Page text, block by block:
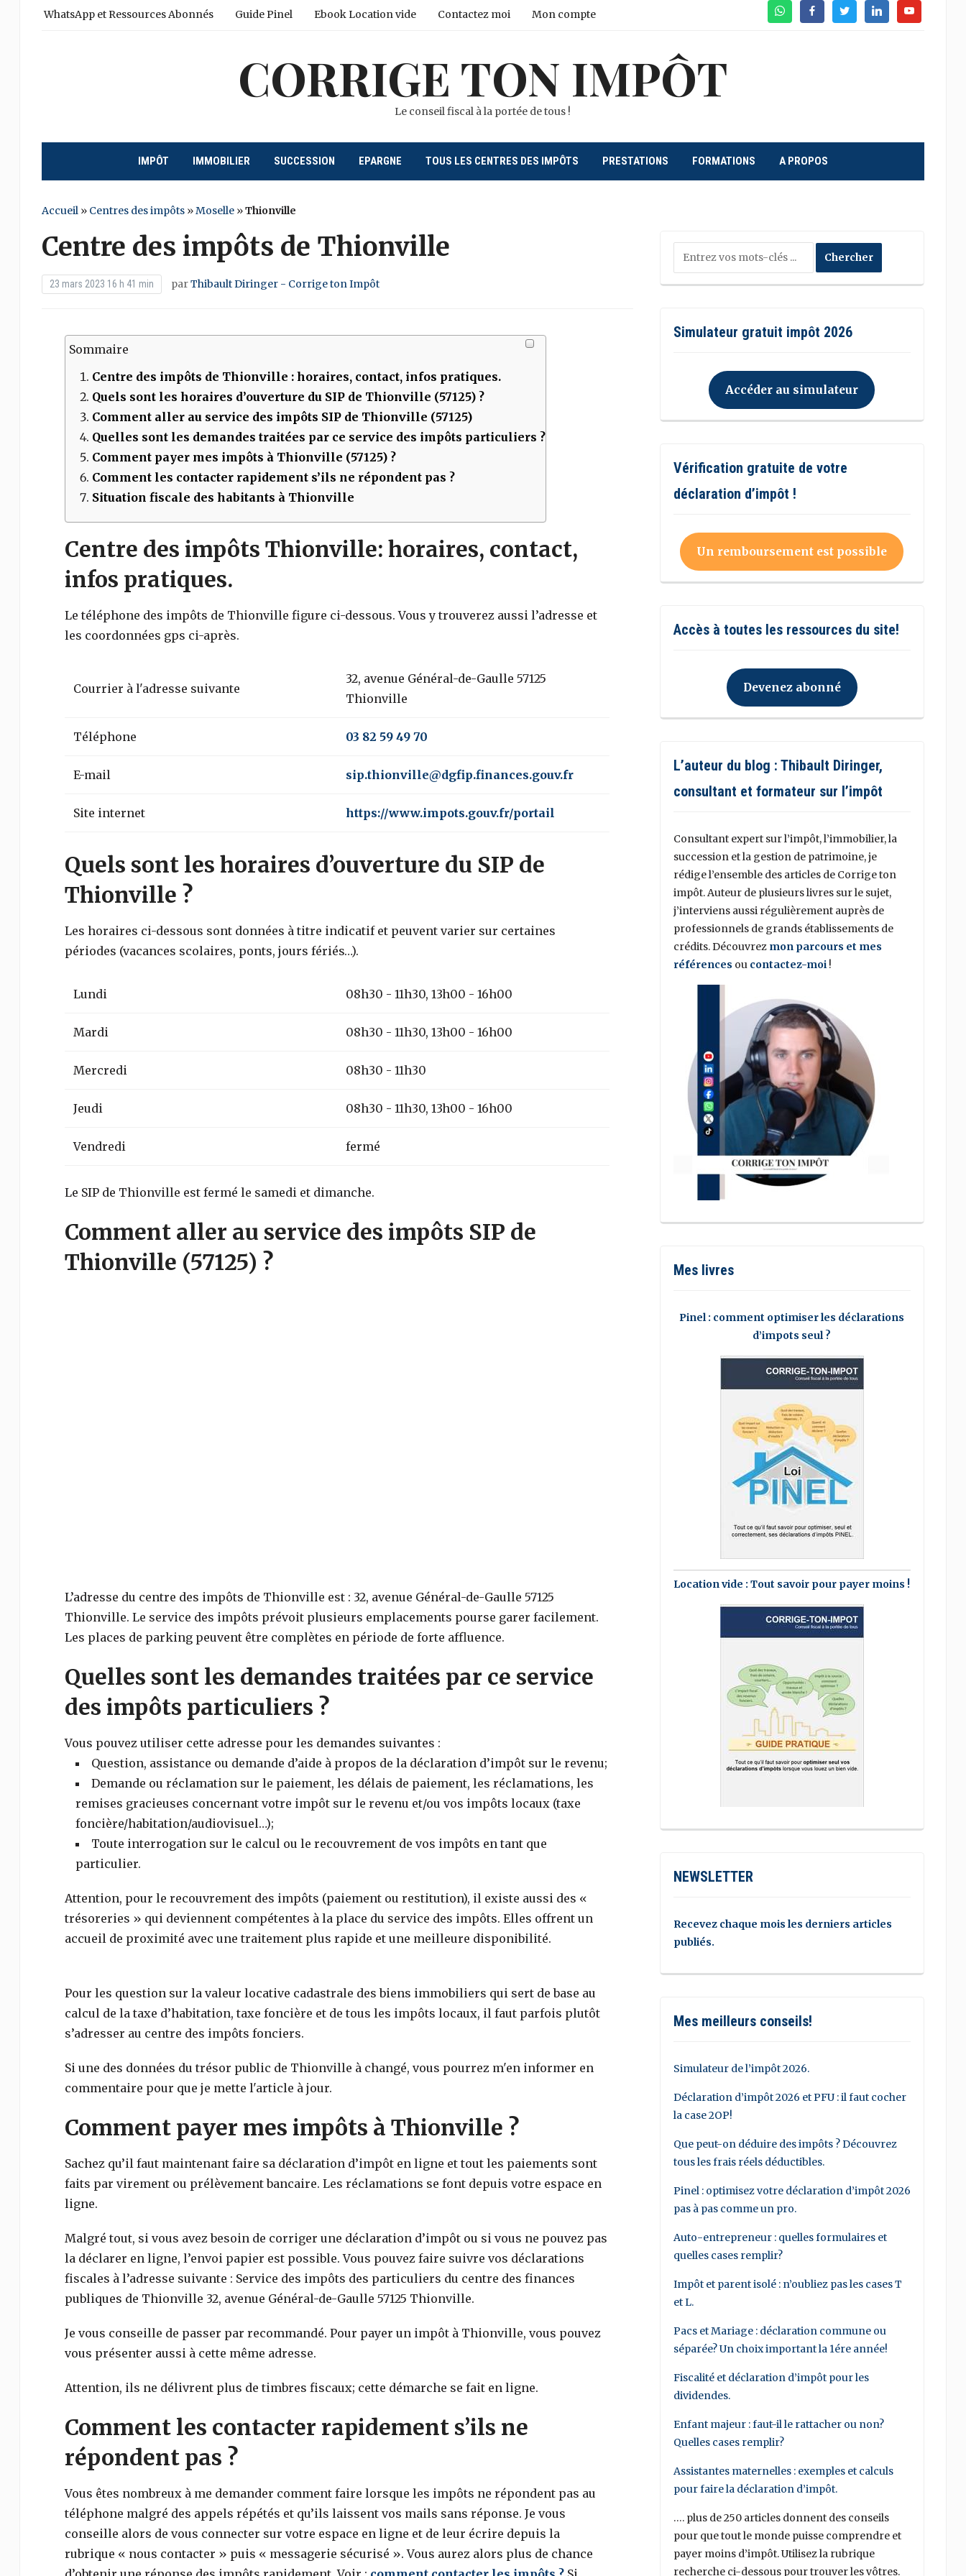
WhatsAppFacebookTwitterLinkedinYoutube
WhatsApp et Ressources Abonnés Guide Pinel Ebook Location vide Contactez moi Mon compte
CORRIGE TON IMPÔT
Le conseil fiscal à la portée de tous !
IMPÔT IMMOBILIER SUCCESSION EPARGNE TOUS LES CENTRES DES IMPÔTS PRESTATIONS FORMATIONS A PROPOS
Accueil» Centres des impôts»Moselle»Thionville
Centre des impôts de Thionville
23 mars 2023 16 h 41 min parThibault Diringer - Corrige ton Impôt
Sommaire
Centre des impôts de Thionville : horaires, contact, infos pratiques.
Quels sont les horaires d’ouverture du SIP de Thionville (57125)?
Comment aller au service des impôts SIP de Thionville (57125)
Quelles sont les demandes traitées par ce service des impôts particuliers ?
Comment payer mes impôts à Thionville (57125)?
Comment les contacter rapidement s’ils ne répondent pas ?
Situation fiscale des habitants à Thionville
Centre des impôts Thionville: horaires, contact,
infos pratiques.
Le téléphone des impôts de Thionville figure ci-dessous. Vous y trouverez aussi l’adresse et
les coordonnées gps ci-après.
Courrier à l'adresse suivante
32, avenue Général-de-Gaulle 57125
Thionville
Téléphone 03 82 59 49 70
E-mail sip.thionville@dgfip.finances.gouv.fr
Site internet https://www.impots.gouv.fr/portail
Quels sont les horaires d’ouverture du SIP de
Thionville ?
Les horaires ci-dessous sont données à titre indicatif et peuvent varier sur certaines
périodes (vacances scolaires, ponts, jours fériés…).
Lundi 08h30 - 11h30, 13h00 - 16h00
Mardi 08h30 - 11h30, 13h00 - 16h00
Mercredi 08h30 - 11h30
Jeudi 08h30 - 11h30, 13h00 - 16h00
Vendredi fermé
Le SIP de Thionville est fermé le samedi et dimanche.
Comment aller au service des impôts SIP de
Thionville (57125) ?
L’adresse du centre des impôts de Thionville est : 32, avenue Général-de-Gaulle 57125
Thionville. Le service des impôts prévoit plusieurs emplacements pourse garer facilement.
Les places de parking peuvent être complètes en période de forte affluence.
Quelles sont les demandes traitées par ce service
des impôts particuliers ?
Vous pouvez utiliser cette adresse pour les demandes suivantes :
Question, assistance ou demande d’aide à propos de la déclaration d’impôt sur le revenu;
Demande ou réclamation sur le paiement, les délais de paiement, les réclamations, les
remises gracieuses concernant votre impôt sur le revenu et/ou vos impôts locaux (taxe
foncière/habitation/audiovisuel…);
Toute interrogation sur le calcul ou le recouvrement de vos impôts en tant que
particulier.
Attention, pour le recouvrement des impôts (paiement ou restitution), il existe aussi des «
trésoreries » qui deviennent compétentes à la place du service des impôts. Elles offrent un
accueil de proximité avec une traitement plus rapide et une meilleure disponibilité.
Pour les question sur la valeur locative cadastrale des biens immobiliers qui sert de base au
calcul de la taxe d’habitation, taxe foncière et de tous les impôts locaux, il faut parfois plutôt
s’adresser au centre des impôts fonciers.
Si une des données du trésor public de Thionville à changé, vous pourrez m'en informer en
commentaire pour que je mette l'article à jour.
Comment payer mes impôts à Thionville ?
Sachez qu’il faut maintenant faire sa déclaration d’impôt en ligne et tout les paiements sont
faits par virement ou prélèvement bancaire. Les réclamations se font depuis votre espace en
ligne.
Malgré tout, si vous avez besoin de corriger une déclaration d’impôt ou si vous ne pouvez pas
la déclarer en ligne, l’envoi papier est possible. Vous pouvez faire suivre vos déclarations
fiscales à l’adresse suivante : Service des impôts des particuliers du centre des finances
publiques de Thionville 32, avenue Général-de-Gaulle 57125 Thionville.
Je vous conseille de passer par recommandé. Pour payer un impôt à Thionville, vous pouvez
vous présenter aussi à cette même adresse.
Attention, ils ne délivrent plus de timbres fiscaux; cette démarche se fait en ligne.
Comment les contacter rapidement s’ils ne
répondent pas ?
Vous êtes nombreux à me demander comment faire lorsque les impôts ne répondent pas au
téléphone malgré des appels répétés et qu’ils laissent vos mails sans réponse. Je vous
conseille alors de vous connecter sur votre espace en ligne et de leur écrire depuis la
rubrique « nous contacter » puis « messagerie sécurisé ». Vous aurez alors plus de chance
Simulateur gratuit impôt 2026
Accéder au simulateur
Vérification gratuite de votre
déclaration d’impôt !
Un remboursement est possible
Accès à toutes les ressources du site!
Devenez abonné
L’auteur du blog : Thibault Diringer,
consultant et formateur sur l’impôt
Consultant expert sur l’impôt, l’immobilier, la
succession et la gestion de patrimoine, je
rédige l’ensemble des articles de Corrige ton
impôt. Auteur de plusieurs livres sur le sujet,
j’interviens aussi régulièrement auprès de
professionnels de grands établissements de
crédits. Découvrez mon parcours et mes
références ou contactez-moi!
Mes livres
Pinel : comment optimiser les déclarations
d’impots seul ?
Location vide : Tout savoir pour payer moins !
NEWSLETTER
Recevez chaque mois les derniers articles
publiés.
Mes meilleurs conseils!
Simulateur de l’impôt 2026.
Déclaration d’impôt 2026 et PFU : il faut cocher
la case 2OP!
Que peut-on déduire des impôts ? Découvrez
tous les frais réels déductibles.
Pinel : optimisez votre déclaration d’impôt 2026
pas à pas comme un pro.
Auto-entrepreneur : quelles formulaires et
quelles cases remplir?
Impôt et parent isolé : n’oubliez pas les cases T
et L.
Pacs et Mariage : déclaration commune ou
séparée? Un choix important la 1ére année!
Fiscalité et déclaration d’impôt pour les
dividendes.
Enfant majeur : faut-il le rattacher ou non?
Quelles cases remplir?
Assistantes maternelles : exemples et calculs
pour faire la déclaration d’impôt.
…. plus de 250 articles donnent des conseils
pour que tout le monde puisse comprendre et
payer moins d’impôt. Utilisez la rubrique
recherche ci-dessous pour trouver les vôtres.